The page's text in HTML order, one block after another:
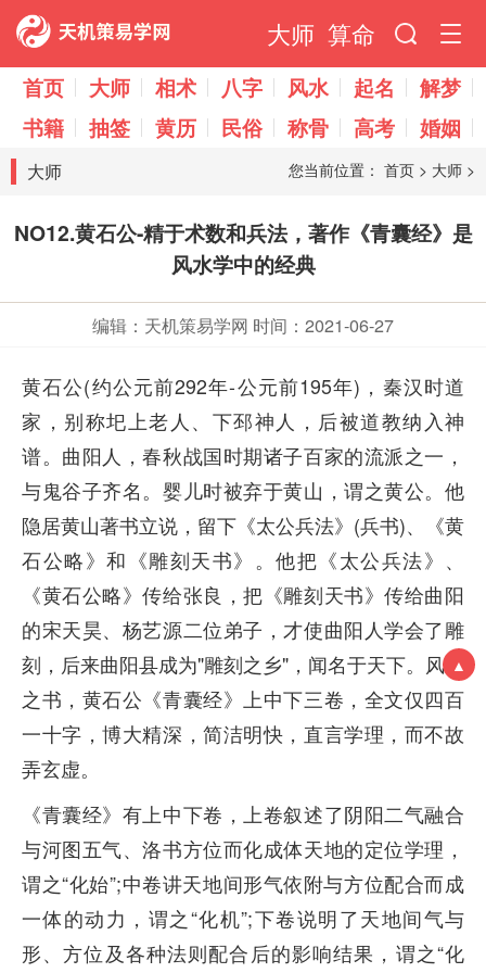
大师 算命
首页 大师 相术 八字 风水 起名
解梦
书籍
抽签 黄历 民俗 称骨 高考 婚姻
大师 您当前位置： 首页 > 大师 >
NO12.黄石公-精于术数和兵法，著作《青囊经》是
风水学中的经典
编辑：天机策易学网 时间：2021-06-27
黄石公(约公元前292年-公元前195年)，秦汉时道
家，别称圯上老人、下邳神人，后被道教纳入神
谱。曲阳人，春秋战国时期诸子百家的流派之一，
与鬼谷子齐名。婴儿时被弃于黄山，谓之黄公。他
隐居黄山著书立说，留下《太公兵法》(兵书)、《黄
石公略》和《雕刻天书》。他把《太公兵法》、
《黄石公略》传给张良，把《雕刻天书》传给曲阳
的宋天昊、杨艺源二位弟子，才使曲阳人学会了雕
刻，后来曲阳县成为"雕刻之乡"，闻名于天下。风水
之书，黄石公《青囊经》上中下三卷，全文仅四百
一十字，博大精深，简洁明快，直言学理，而不故
弄玄虚。
《青囊经》有上中下卷，上卷叙述了阴阳二气融合
与河图五气、洛书方位而化成体天地的定位学理，
谓之“化始”;中卷讲天地间形气依附与方位配合而成
一体的动力，谓之“化机”;下卷说明了天地间气与
形、方位及各种法则配合后的影响结果，谓之“化
▲